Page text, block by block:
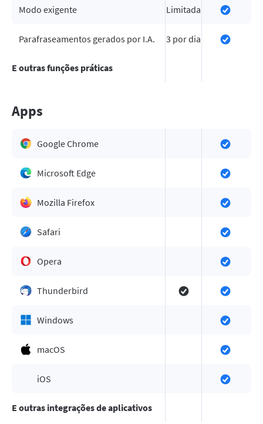
Modo exigente Limitada
Parafraseamentos gerados por I.A. 3 por dia
E outras funções práticas
Apps
Google Chrome
Microsoft Edge
Mozilla Firefox
Safari
Opera
Thunderbird
Windows
macOS
iOS
E outras integrações de aplicativos